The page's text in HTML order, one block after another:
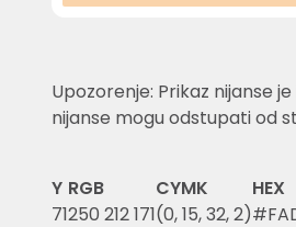
Upozorenje: Prikaz nijanse
nijanse mogu odstupati od
Y
71
RGB
250 212 171
CYMK
(0, 15, 32, 2)
HEX